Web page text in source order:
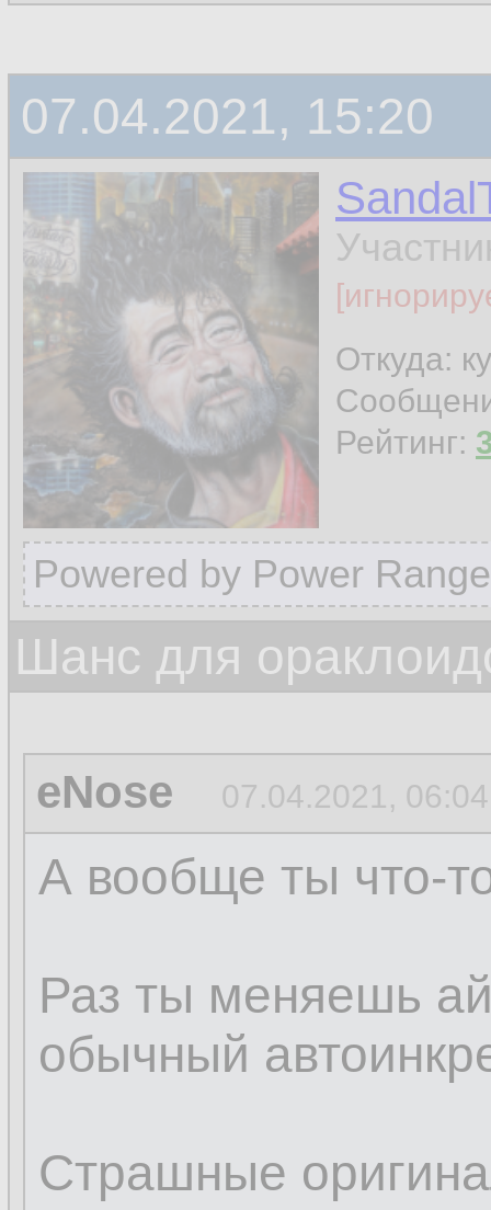
07.04.2021, 15:20
Откуда:
Рейтинг:
Powered by Power
Шанс для
eNose 07.04.2021, 06:04
А вообще ты что-
Раз ты меняешь
обычный
Страшные